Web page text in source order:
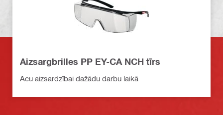
Aizsargbrilles PP EY-CA NCH tīrs
Acu aizsardzībai dažādu darbu laikā